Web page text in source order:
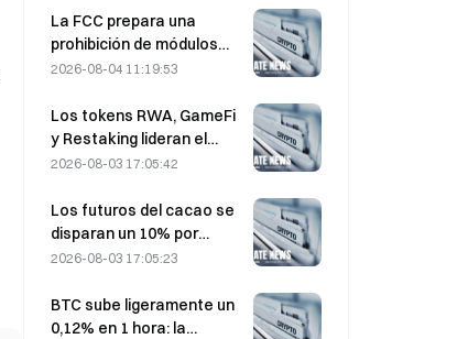
mercado bajista, según
una investigación de 10x.
La FCC prepara una
prohibición de módulos
ópticos chinos para
se enfrenta a un impacto
del 27% en su cuota de
mercado
2026-08-04 11:19:53
Los tokens RWA, GameFi
y Restaking lideran el
rendimiento del mercado
2026-08-03 17:05:42
Los futuros del cacao se
disparan un 10% por
preocupaciones sobre el
los 6.000 dólares la
tonelada
2026-08-03 17:05:23
BTC sube ligeramente un
0,12% en 1 hora: la